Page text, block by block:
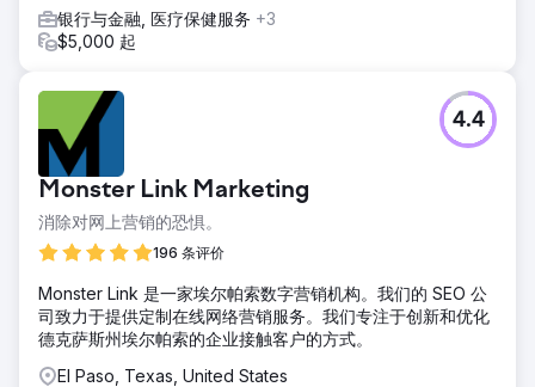
银行与金融, 医疗保健服务 +3
$5,000 起
Monster Link Marketing
消除对网上营销的恐惧。
196 条评价
4.4
Monster Link 是一家埃尔帕索数字营销机构。我们的 SEO 公
司致力于提供定制在线网络营销服务。我们专注于创新和优化
德克萨斯州埃尔帕索的企业接触客户的方式。
El Paso, Texas, United States